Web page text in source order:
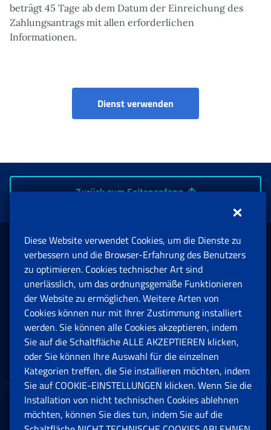
beträgt 45 Tage ab dem Datum der Einreichung des
Zahlungsantrags mit allen erforderlichen
Informationen.
Dienst verwenden
Zurück zum Seitenanfang
Rente und Sozialversicherung
Arbeit
Beihilfen, Subventionen und Entschädigungen
Unternehmen und Freiberufler
Datenschutz
Diese Website verwendet Cookies, um die Dienste zu
verbessern und die Browser-Erfahrung des Benutzers
zu optimieren. Cookies technischer Art sind
unerlässlich, um das ordnungsgemäße Funktionieren
der Website zu ermöglichen. Weitere Arten von
Cookies können nur mit Ihrer Zustimmung installiert
werden. Sie können alle Cookies akzeptieren, indem
Sie auf die Schaltfläche ALLE AKZEPTIEREN klicken,
oder Sie können Ihre Auswahl für die einzelnen
Kategorien treffen, die Sie installieren möchten, indem
Sie auf COOKIE-EINSTELLUNGEN klicken. Wenn Sie die
Installation von nicht technischen Cookies ablehnen
möchten, können Sie dies tun, indem Sie auf die